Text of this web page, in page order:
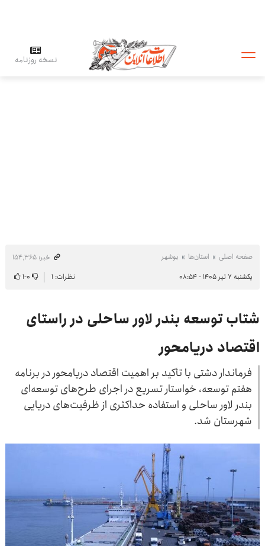
نسخه روزنامه
صفحه اصلی استان‌ها بوشهر
خبر: ۱۵۴٬۳۶۵
یکشنبه ۷ تیر ۱۴۰۵ - ۰۸:۵۴
نظرات: ۱ ۰-۱
شتاب توسعه بندر لاور ساحلی در راستای
اقتصاد دریامحور
فرماندار دشتی با تأکید بر اهمیت اقتصاد دریامحور در برنامه
هفتم توسعه، خواستار تسریع در اجرای طرح‌های توسعه‌ای
بندر لاور ساحلی و استفاده حداکثری از ظرفیت‌های دریایی
شهرستان شد.